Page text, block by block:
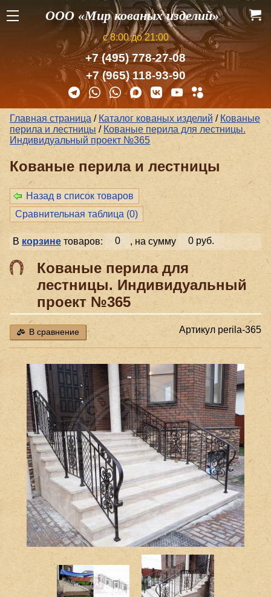
ООО «Мир кованых изделий»
с 8:00 до 21:00
+7 (495) 778-27-08
+7 (965) 118-93-90
Главная страница / Каталог кованых изделий / Кованые
перила и лестницы / Кованые перила для лестницы.
Индивидуальный проект №365
Кованые перила и лестницы
Назад в список товаров
Сравнительная таблица (0)
В корзинетоваров: 0 , на сумму 0 руб.
Кованые перила для
лестницы. Индивидуальный
проект №365
В сравнение Артикул perila-365